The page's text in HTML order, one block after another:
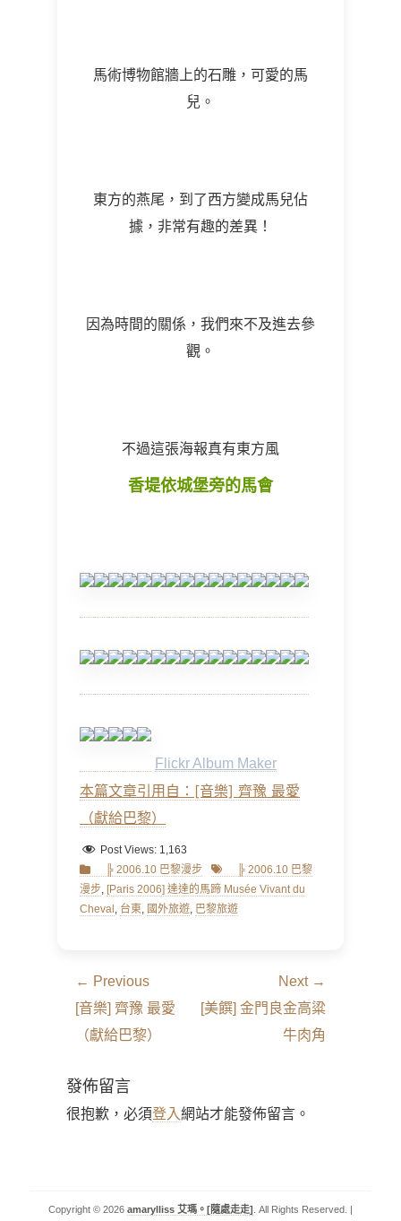
馬術博物館牆上的石雕，可愛的馬
兒。
東方的燕尾，到了西方變成馬兒佔
據，非常有趣的差異！
因為時間的關係，我們來不及進去參
觀。
不過這張海報真有東方風
香堤依城堡旁的馬會
Flickr Album Maker
本篇文章引用自：[音樂] 齊豫 最愛
（獻給巴黎）
Post Views: 1,163
Categories
╠ 2006.10 巴黎漫步 Tags ╠ 2006.10 巴黎
漫步, [Paris 2006] 達達的馬蹄 Musée Vivant du
Cheval , 台東, 國外旅遊, 巴黎旅遊
文
章
導
覽
← Previous
Previous
post:
[音樂] 齊豫 最愛
（獻給巴黎）
Next →
Next
[美饌] 金門良金高粱
牛肉角
發佈留言
很抱歉，必須登入網站才能發佈留言。
Copyright © 2026 amarylliss 艾瑪。[隨處走走] . All Rights Reserved. |